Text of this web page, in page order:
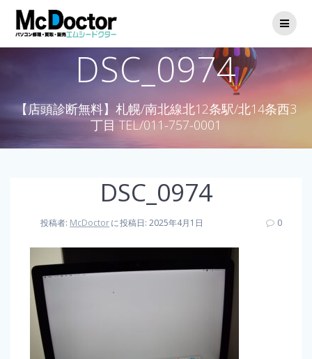
DSC_0974
【店頭診断無料】札幌/南北線北12条駅/北14条西3
丁目 TEL/011-757-0001
DSC_0974
投稿者: McDoctorに投稿日: 2025年4月1日 0